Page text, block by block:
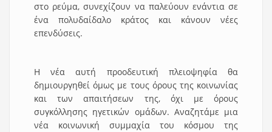
στο ρεύμα, συνεχίζουν να παλεύουν ενάντια σε
ένα πολυδαίδαλο κράτος και κάνουν νέες
επενδύσεις.
Η νέα αυτή προοδευτική πλειοψηφία θα
δημιουργηθεί όμως με τους όρους της κοινωνίας
και των απαιτήσεων της, όχι με όρους
συγκόλλησης ηγετικών ομάδων. Αναζητάμε μια
νέα κοινωνική συμμαχία του κόσμου της